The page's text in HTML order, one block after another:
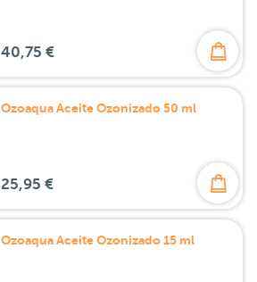
40,75 €
Ozoaqua Aceite Ozonizado 50 ml
25,95 €
Ozoaqua Aceite Ozonizado 15 ml